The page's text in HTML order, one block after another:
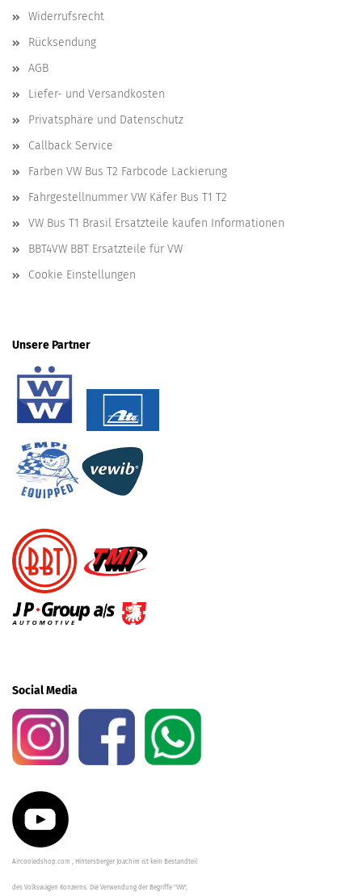
Widerrufsrecht
Rücksendung
AGB
Liefer- und Versandkosten
Privatsphäre und Datenschutz
Callback Service
Farben VW Bus T2 Farbcode Lackierung
Fahrgestellnummer VW Käfer Bus T1 T2
VW Bus T1 Brasil Ersatzteile kaufen Informationen
BBT4VW BBT Ersatzteile für VW
Cookie Einstellungen
Unsere Partner
Social Media
Aircooledshop.com , Hintersberger Joachim ist kein Bestandteil
des Volkswagen Konzerns. Die Verwendung der Begriffe "VW",